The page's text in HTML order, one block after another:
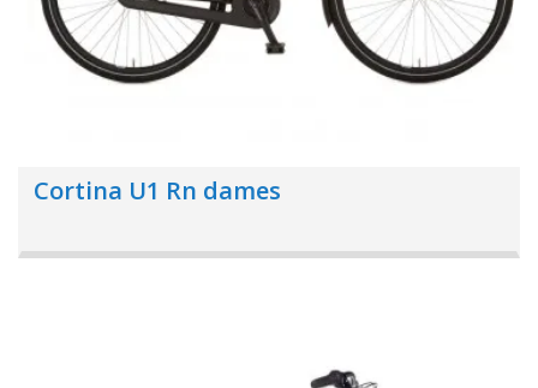
Cortina U1 Rn dames